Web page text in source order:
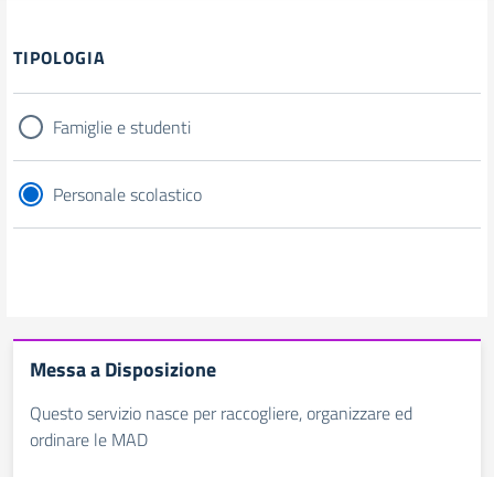
Filtri
TIPOLOGIA
Famiglie e studenti
Personale scolastico
Messa a Disposizione
Questo servizio nasce per raccogliere, organizzare ed
ordinare le MAD